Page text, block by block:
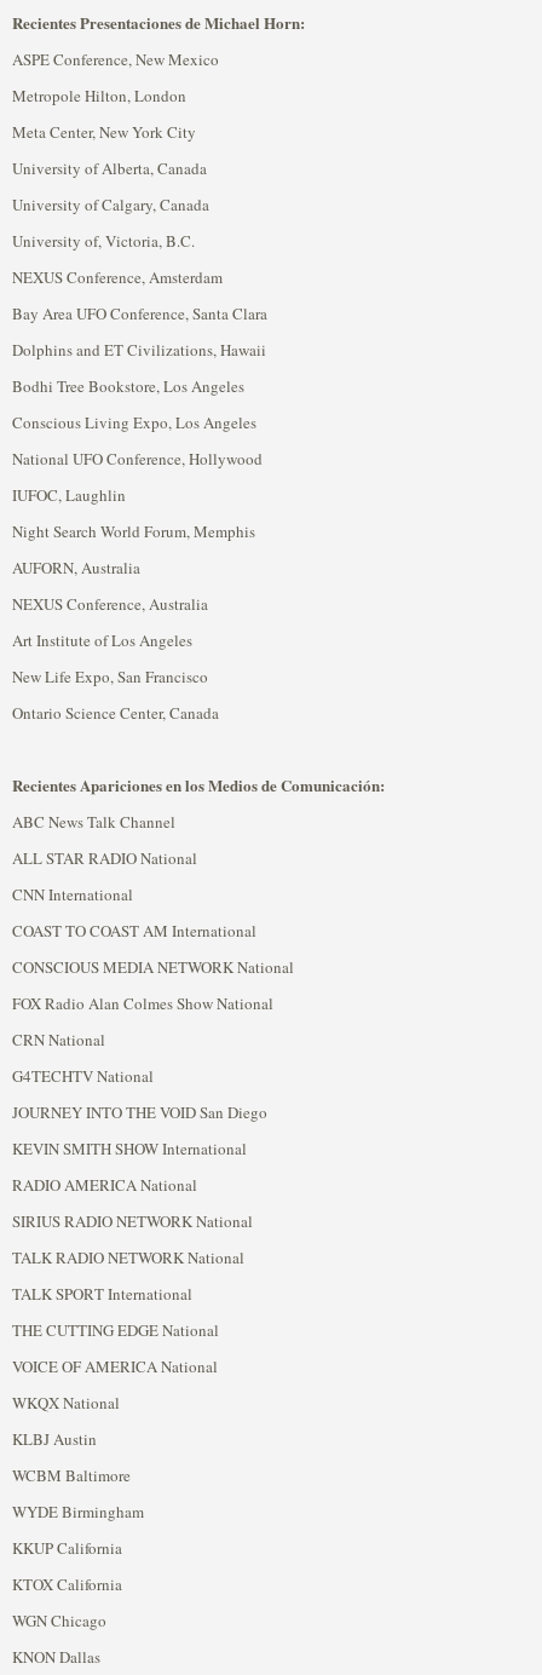
Recientes Presentaciones de Michael Horn:
ASPE Conference, New Mexico
Metropole Hilton, London
Meta Center, New York City
University of Alberta, Canada
University of Calgary, Canada
University of, Victoria, B.C.
NEXUS Conference, Amsterdam
Bay Area UFO Conference, Santa Clara
Dolphins and ET Civilizations, Hawaii
Bodhi Tree Bookstore, Los Angeles
Conscious Living Expo, Los Angeles
National UFO Conference, Hollywood
IUFOC, Laughlin
Night Search World Forum, Memphis
AUFORN, Australia
NEXUS Conference, Australia
Art Institute of Los Angeles
New Life Expo, San Francisco
Ontario Science Center, Canada
Recientes Apariciones en los Medios de Comunicación:
ABC News Talk Channel
ALL STAR RADIO National
CNN International
COAST TO COAST AM International
CONSCIOUS MEDIA NETWORK National
FOX Radio Alan Colmes Show National
CRN National
G4TECHTV National
JOURNEY INTO THE VOID San Diego
KEVIN SMITH SHOW International
RADIO AMERICA National
SIRIUS RADIO NETWORK National
TALK RADIO NETWORK National
TALK SPORT International
THE CUTTING EDGE National
VOICE OF AMERICA National
WKQX National
KLBJ Austin
WCBM Baltimore
WYDE Birmingham
KKUP California
KTOX California
WGN Chicago
KNON Dallas